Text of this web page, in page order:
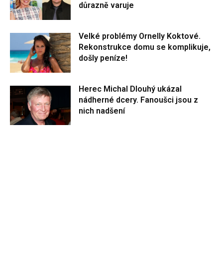
důrazně varuje
Velké problémy Ornelly Koktové.
Rekonstrukce domu se komplikuje,
došly peníze!
Herec Michal Dlouhý ukázal
nádherné dcery. Fanoušci jsou z
nich nadšení